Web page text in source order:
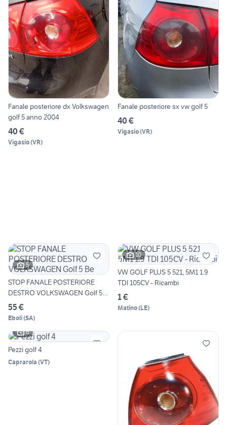
Fanale posteriore dx Volkswagen
golf 5 anno 2004
40 €
Vigasio(VR)
Fanale posteriore sx vw golf 5
40 €
Vigasio(VR)
5
STOP FANALE POSTERIORE
DESTRO VOLKSWAGEN Golf 5
Be
55 €
Eboli(SA)
10
VW GOLF PLUS 5 521, 5M1 1.9
TDI 105CV - Ricambi
1 €
Matino(LE)
6
Pezzi golf 4
Caprarola (VT)